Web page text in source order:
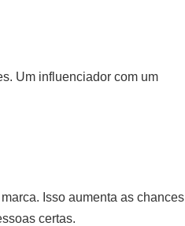
Um influenciador com um
Isso aumenta as chances
certas.